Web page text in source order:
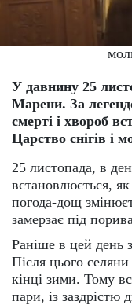
У давнину 25
Марени. За
смерті і хвороб
Царство снігів і
25 листопада, в
встановлюється,
погода-дощ
замерзає під
Раніше в цей день
Після цього
кінці зими. Тому
пари, із заздрістю